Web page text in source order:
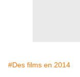
#Des films en 2014